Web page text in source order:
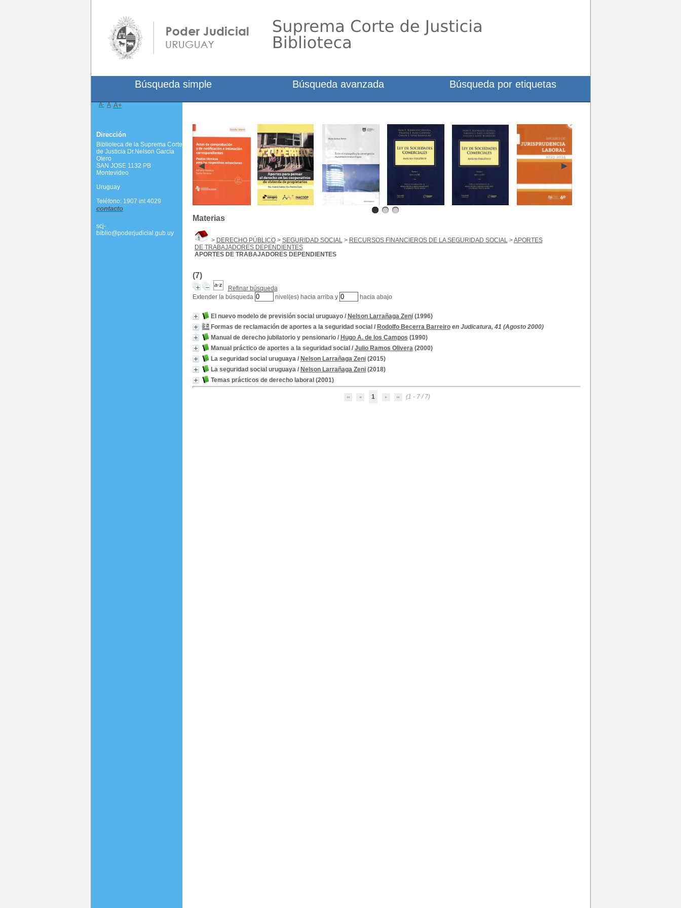
Materias
> DERECHO PÚBLICO> SEGURIDAD SOCIAL> RECURSOS FINANCIEROS DE LA SEGURIDAD SOCIAL>APORTES
DE TRABAJADORES DEPENDIENTES
APORTES DE TRABAJADORES DEPENDIENTES
(7)
Refinar búsqueda
Extender la búsqueda
nivel(es) hacia arriba y hacia abajo
El nuevo modelo de previsión social uruguayo/ Nelson Larrañaga Zeni(1996)
Formas de reclamación de aportes a la seguridad social / Rodolfo Becerra Barreiro en Judicatura, 41 (Agosto 2000)
Manual de derecho jubilatorio y pensionario/ Hugo A. de los Campos (1990)
Manual práctico de aportes a la seguridad social / Julio Ramos Olivera(2000)
La seguridad social uruguaya/ Nelson Larrañaga Zeni(2015)
La seguridad social uruguaya/ Nelson Larrañaga Zeni(2018)
Temas prácticos de derecho laboral (2001)
1 (1 - 7 / 7)
Búsqueda simple Búsqueda avanzada Búsqueda por etiquetas
A- A A+
Dirección
Biblioteca de la Suprema Corte
de Justicia Dr.Nelson García
Otero
SAN JOSE 1132 PB
Montevideo
Uruguay
Teléfono: 1907 int 4029
contacto
scj-
biblio@poderjudicial.gub.uy